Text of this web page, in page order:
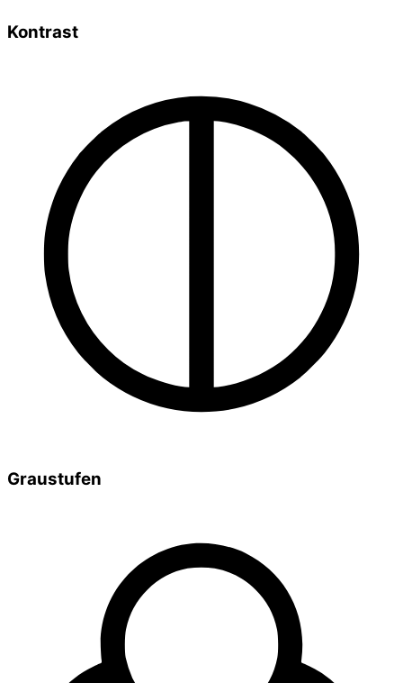
Kontrast
Graustufen